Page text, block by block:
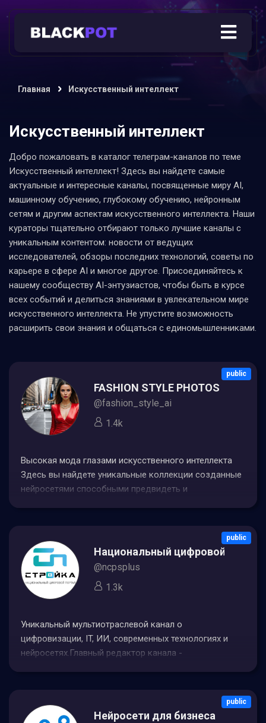
Главная Искусственный интеллект
Искусственный интеллект
Добро пожаловать в каталог телеграм-каналов по теме
Искусственный интеллект! Здесь вы найдете самые
актуальные и интересные каналы, посвященные миру AI,
машинному обучению, глубокому обучению, нейронным
сетям и другим аспектам искусственного интеллекта. Наши
кураторы тщательно отбирают только лучшие каналы с
уникальным контентом: новости от ведущих
исследователей, обзоры последних технологий, советы по
карьере в сфере AI и многое другое. Присоединяйтесь к
нашему сообществу AI-энтузиастов, чтобы быть в курсе
всех событий и делиться знаниями в увлекательном мире
искусственного интеллекта. Не упустите возможность
расширить свои знания и общаться с единомышленниками.
public
FASHION STYLE PHOTOS
@fashion_style_ai
1.4k
Высокая мода глазами искусственного интеллекта
Здесь вы найдете уникальные коллекции созданные
нейросетями способными предвидеть и
public
Национальный цифровой портал
@ncpsplus
1.3k
Уникальный мультиотраслевой канал о
цифровизации, IT, ИИ, современных технологиях и
нейросетях.Главный редактор канала -
public
Нейросети для бизнеса